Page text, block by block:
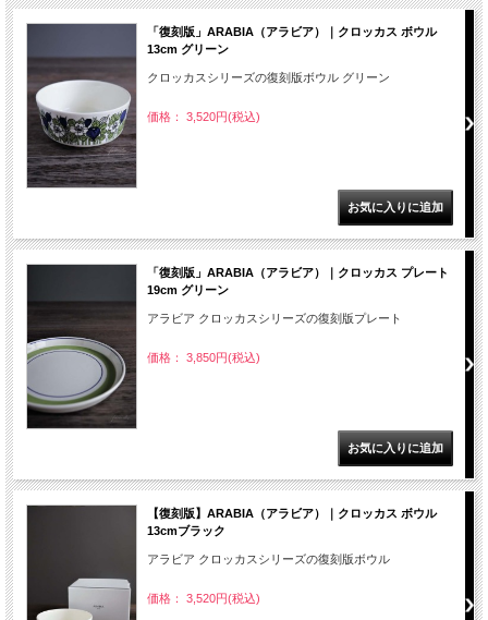
「復刻版」ARABIA（アラビア）｜クロッカス ボウル
13cm グリーン
クロッカスシリーズの復刻版ボウル グリーン
価格： 3,520円(税込)
「復刻版」ARABIA（アラビア）｜クロッカス プレート
19cm グリーン
アラビア クロッカスシリーズの復刻版プレート
価格： 3,850円(税込)
【復刻版】ARABIA（アラビア）｜クロッカス ボウル
13cmブラック
アラビア クロッカスシリーズの復刻版ボウル
価格： 3,520円(税込)